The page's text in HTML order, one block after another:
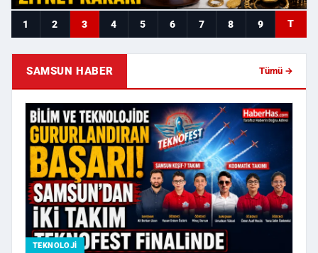
1 2 3 4 5 6 7 8 9 T
SAMSUN HABER Tümü →
TEKNOLOJI